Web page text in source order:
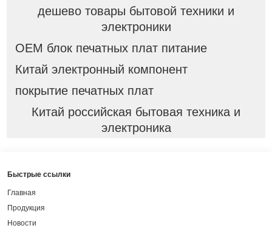
дешево товары бытовой техники и
электроники
OEM блок печатных плат питание
Китай электронный компонент
покрытие печатных плат
Китай российская бытовая техника и
электроника
Быстрые ссылки
Главная
Продукция
Новости